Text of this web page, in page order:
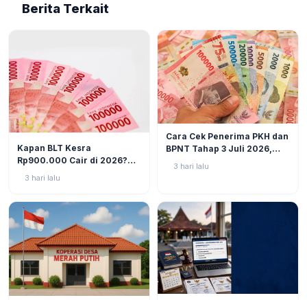
Berita Terkait
Kapan BLT Kesra
Rp900.000 Cair di 2026?
Simak Prediksi dan
3 hari lalu
Cara Cek Penerima PKH dan
BPNT Tahap 3 Juli 2026,
Bansos Sudah Mulai Cair!
3 hari lalu